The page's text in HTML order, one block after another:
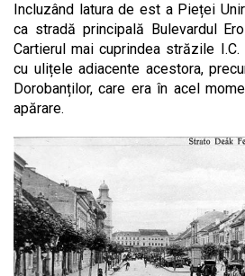
Incluzând latura de est a Pieței
ca stradă principală Bulevardul
Cartierul mai cuprindea străzile
cu ulițele adiacente acestora,
Dorobanților, care era în acel
apărare.